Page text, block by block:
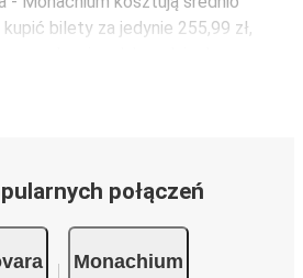
bilety za jedynie 255,99 zł,
szybko,
godziny 15 min.
połączeń
Monachium